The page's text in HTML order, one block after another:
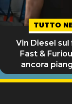
TUTTO
Vin Diesel sul
Fast &
ancora